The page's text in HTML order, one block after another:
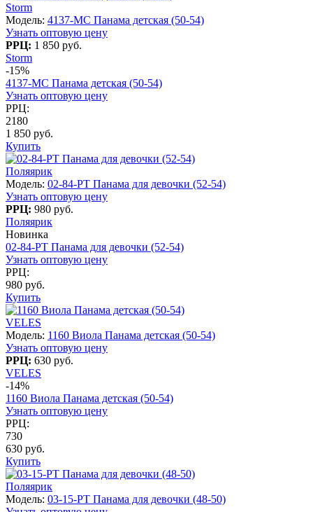
Storm
Модель: 4137-МС Панама детская (50-54)
Узнать оптовую цену
РРЦ: 1 850 руб.
Storm
-15%
4137-МС Панама детская (50-54)
Узнать оптовую цену
РРЦ:
2180
1 850 руб.
Купить
Поляярик
Модель: 02-84-PT Панама для девочки (52-54)
Узнать оптовую цену
РРЦ: 980 руб.
Поляярик
Новинка
02-84-PT Панама для девочки (52-54)
Узнать оптовую цену
РРЦ:
980 руб.
Купить
VELES
Модель: 1160 Виола Панама детская (50-54)
Узнать оптовую цену
РРЦ: 630 руб.
VELES
-14%
1160 Виола Панама детская (50-54)
Узнать оптовую цену
РРЦ:
730
630 руб.
Купить
Поляярик
Модель: 03-15-PT Панама для девочки (48-50)